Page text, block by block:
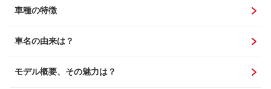
車種の特徴
車名の由来は？
モデル概要、その魅力は？